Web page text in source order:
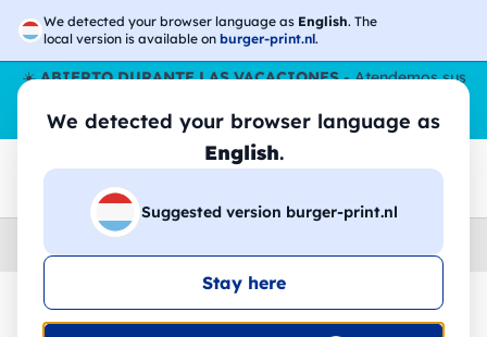
We detected your browser language as English. The
local version is available on burger-print.nl.
We detected your browser language as
English.
Suggested version burger-print.nl
Stay here
☀️ABIERTO DURANTE LAS VACACIONES- Atendemos sus
pedidos durante todo el verano, incluso en agosto.
Sin parar
😎🌴
Home
🔥 -30% de impresión DTF